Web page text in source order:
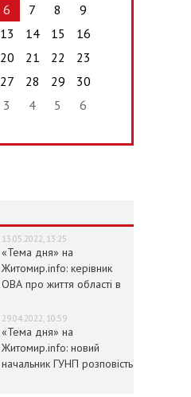
6 7 8
9
13 14 15
16
20 21 22
23
27 28 29
30
3 4 5 6
13.05.2022, 13:25
«Тема дня» на
Житомир.info: керівник
ОВА про життя області в
29.04.2022, 10:59
«Тема дня» на
Житомир.info: новий
начальник ГУНП розповість